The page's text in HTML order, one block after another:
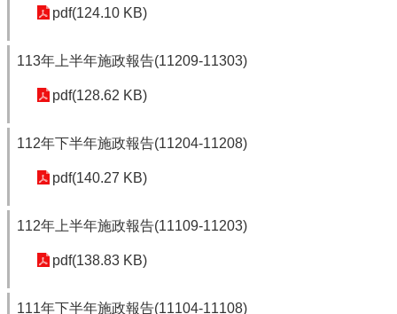
pdf(124.10 KB)
113年上半年施政報告(11209-11303)
pdf(128.62 KB)
112年下半年施政報告(11204-11208)
pdf(140.27 KB)
112年上半年施政報告(11109-11203)
pdf(138.83 KB)
111年下半年施政報告(11104-11108)